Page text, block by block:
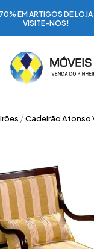
EM ARTIGOS DE LOJA
VISITE-NOS!
Cadeirão Afonso